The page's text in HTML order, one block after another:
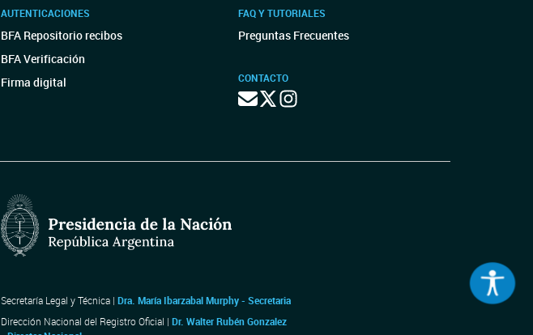
AUTENTICACIONES
BFA Repositorio recibos
BFA Verificación
Firma digital
FAQ Y TUTORIALES
Preguntas Frecuentes
CONTACTO
Secretaría Legal y Técnica | Dra. María Ibarzabal Murphy - Secretaria
Dirección Nacional del Registro Oficial | Dr. Walter Rubén Gonzalez